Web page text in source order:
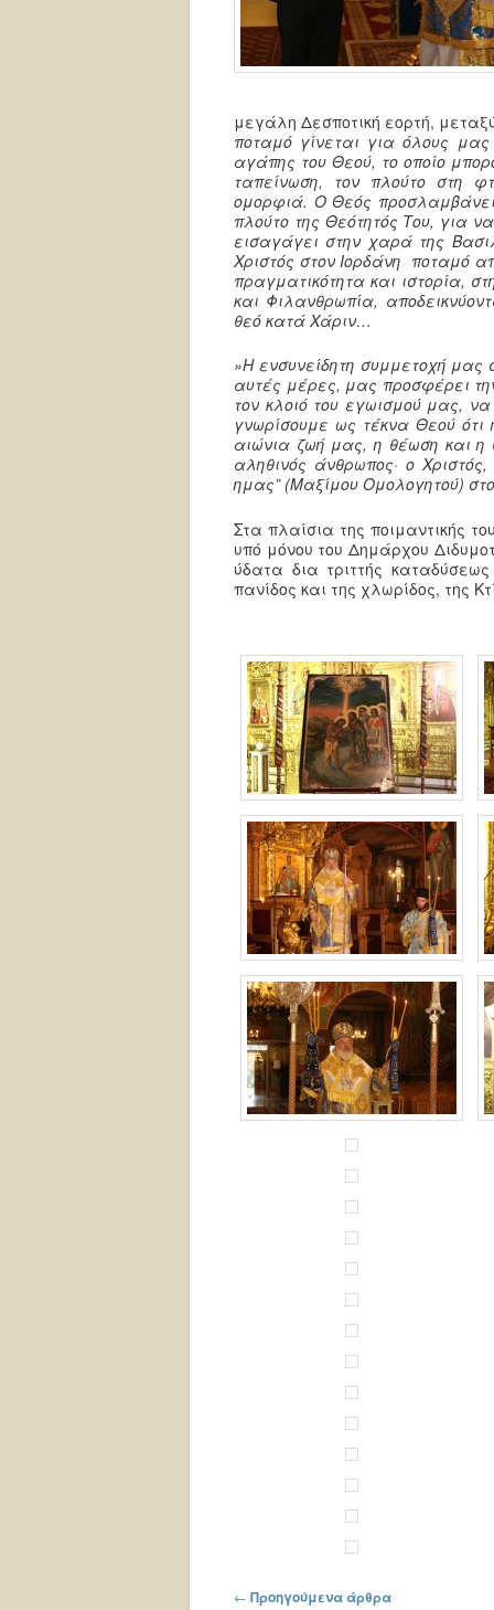
μεγάλη Δεσποτική εορτή,
ποταμό γίνεται για όλους
αγάπης του Θεού, το οποίο
ταπείνωση, τον πλούτο στη
ομορφιά. Ο Θεός
πλούτο της Θεότητός Του, για
εισαγάγει στην χαρά της
Χριστός στον Ιορδάνη ποταμό
πραγματικότητα και ιστορία,
και Φιλανθρωπία,
θεό κατά Χάριν…
»Η ενσυνείδητη συμμετοχή μας
αυτές μέρες, μας προσφέρει
τον κλοιό του εγωισμού μας,
γνωρίσουμε ως τέκνα Θεού ότι
αιώνια ζωή μας, η θέωση και η
αληθινός άνθρωπος· ο
ημας” (Μαξίμου Ομολογητού)
Στα πλαίσια της ποιμαντικής
υπό μόνου του Δημάρχου
ύδατα δια τριττής
πανίδος και της χλωρίδος, της
Πλοήγηση στα άρθρα
← Προηγούμενα άρθρα